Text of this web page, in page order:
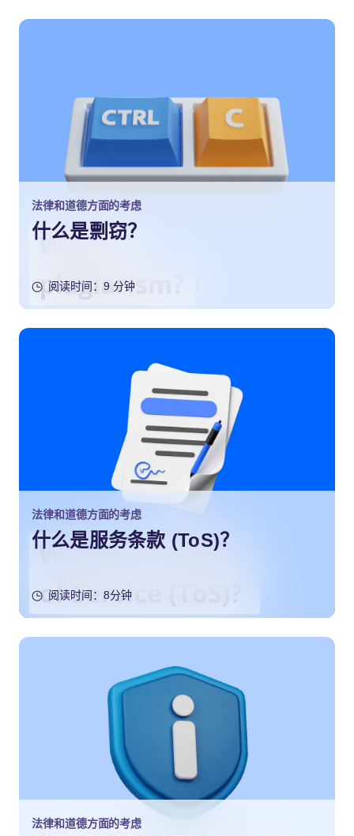
法律和道德方面的考虑
什么是剽窃？
阅读时间：9 分钟
法律和道德方面的考虑
什么是服务条款 (ToS)？
阅读时间：8分钟
法律和道德方面的考虑